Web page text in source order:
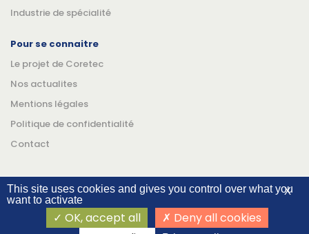
Industrie de spécialité
Pour se connaitre
Le projet de Coretec
Nos actualites
Mentions légales
Politique de confidentialité
Contact
Suivez-nous
©Coretec 2026
X
This site uses cookies and gives you control over what you
want to activate
OK, accept all
Deny all cookies